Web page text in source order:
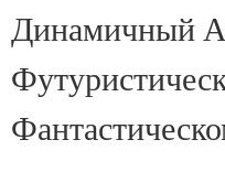
Динамичный